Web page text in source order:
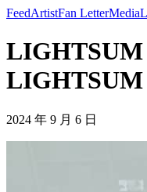
FeedArtistFan LetterMedia
LIGHTSUM
LIGHTSUM
2024 年 9 月 6 日